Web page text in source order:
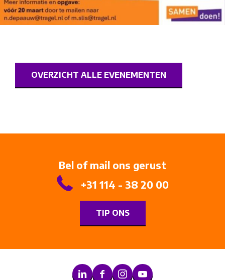
OVERZICHT ALLE EVENEMENTEN
Bel of mail ons gerust
+31 114 - 38 20 00
TIP ONS